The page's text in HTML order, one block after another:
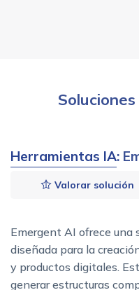
Herramientas IA:
Valorar solución
Emergent AI ofrece una
diseñada para la
y productos digitales.
generar estructuras